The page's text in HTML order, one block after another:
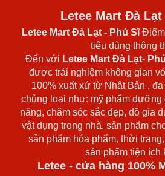
Letee Mart Đà Lạt
Letee Mart Đà Lạt - Phú SĩĐiểm
tiêu dùng thông
Đến với Letee Mart Đà Lạt-
được trải nghiệm không gian
100% xuất xứ từ Nhật Bản ,
chủng loại như: mỹ phẩm dưỡng
năng, chăm sóc sắc đẹp, đồ gia
vật dụng trong nhà, sản phẩm
sản phẩm hóa phẩm, thời
sản phẩm tiện ích
Letee - cửa hàng 100%